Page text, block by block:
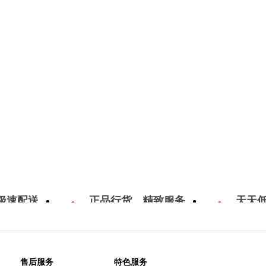
速配送 正品行货，精致服务 天天
售后服务 特色服务